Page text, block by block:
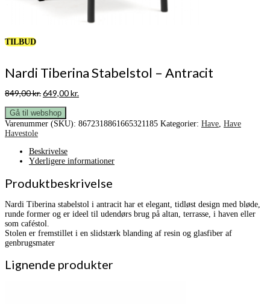
TILBUD
Nardi Tiberina Stabelstol – Antracit
849,00kr.Den
pris
var:
849,00 kr..
649,00kr.Den
er:
Gå til webshop
Varenummer (SKU): 8672318861665321185 Kategorier: Have, Have
Havestole
Beskrivelse
Yderligere informationer
Produktbeskrivelse
Nardi Tiberina stabelstol i antracit har et elegant, tidløst design med bløde,
runde former og er ideel til udendørs brug på altan, terrasse, i haven eller
som caféstol.
Stolen er fremstillet i en slidstærk blanding af resin og glasfiber af
genbrugsmater
Lignende produkter